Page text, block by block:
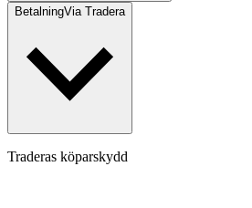
BetalningVia Tradera
Traderas köparskydd